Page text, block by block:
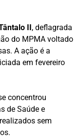
II, deflagrada
do MPMA voltado
A ação é a
em fevereiro
concentrou
de Saúde e
sem